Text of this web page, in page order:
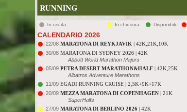
RUNNING
In uscita In chiusura Disponibile
CALENDARIO 2026
22/08 MARATONA DI REYKJAVIK | 42K,21K,10K
30/08 MARATONA DI SYDNEY 2026 | 42K
Abbott World Marathon Majors
05/09 PETRA DESERT MARATHON&HALF | 42K,25K
Albatros Adventure Marathons
11/09 EGADI RUNNING CRUISE | 2,5K+9K+17K
20/09 MEZZA MARATONA DI COPENHAGEN | 21K
SuperHalfs
27/09 MARATONA DI BERLINO 2026 | 42K